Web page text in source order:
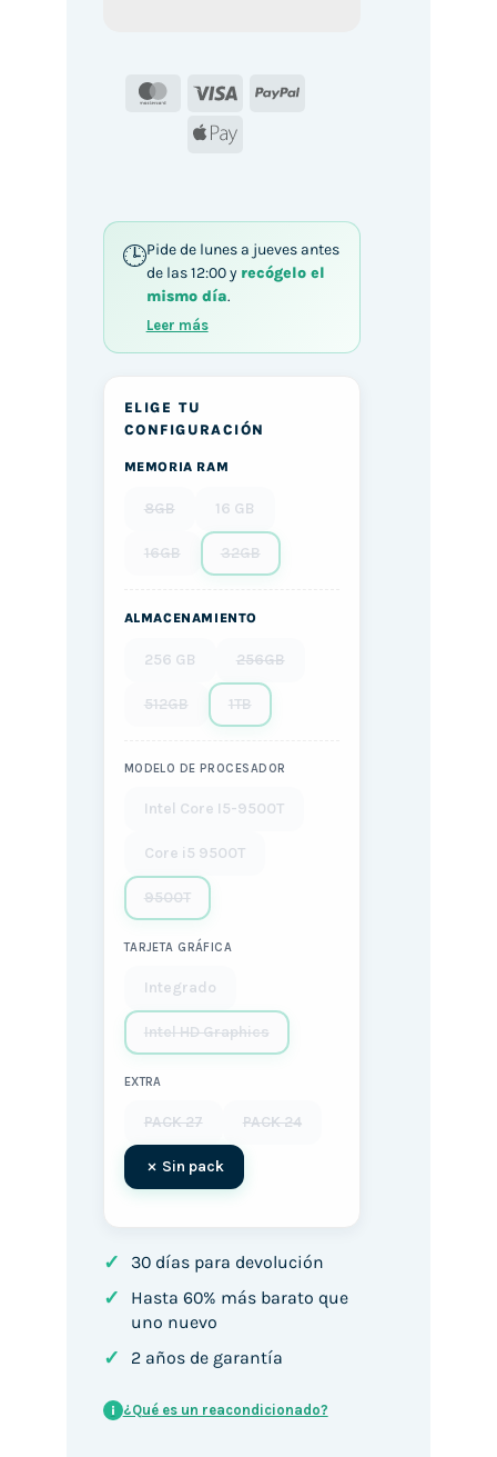
MasterCard
Visa
PayPal
Apple
Pide de lunes a jueves antes
de las 12:00 y recógelo el
mismo día.
Leer más
ELIGE TU
CONFIGURACIÓN
MEMORIA RAM
8GB 16 GB
16GB 32GB
ALMACENAMIENTO
256 GB 256GB
512GB 1TB
MODELO DE PROCESADOR
Intel Core I5-9500T
Core i5 9500T
9500T
TARJETA GRÁFICA
Integrado
Intel HD Graphics
EXTRA
PACK 27 PACK 24
Sin pack
✓ 30 días para devolución
✓
Hasta 60% más barato que
uno nuevo
✓ 2 años de garantía
i ¿Qué es un reacondicionado?